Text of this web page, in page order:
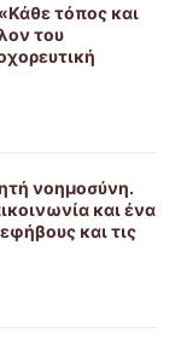
τόπος και
του
νοημοσύνη.
και ένα
και τις